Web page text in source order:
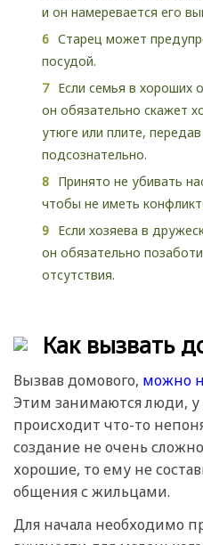
и он намеревается его
Старец может
посудой.
Если семья в хороших
он обязательно скажет
утюге или плите,
подсознательно.
Принято не убивать
чтобы не иметь
Если хозяева в
он обязательно
отсутствия.
Как вызвать
Вызвав домового, можно
Этим занимаются люди,
происходит что-то
создание не очень
хорошие, то ему не
общения с жильцами.
Для начала необходимо